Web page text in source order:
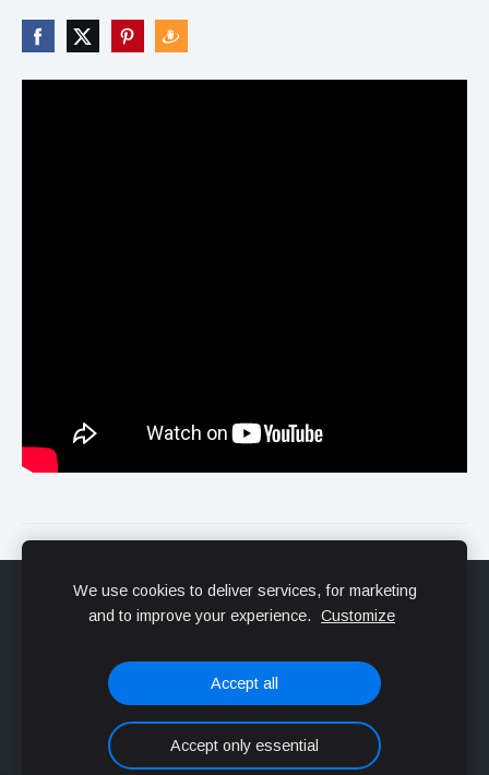
Sīkdatnes
Veidots arMozello- labo mājas lapu ģeneratoru.
We use cookies to deliver services, for marketing
and to improve your experience.
Customize
Accept all
Accept only essential